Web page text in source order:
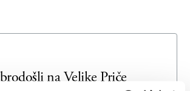
naVelike Priče